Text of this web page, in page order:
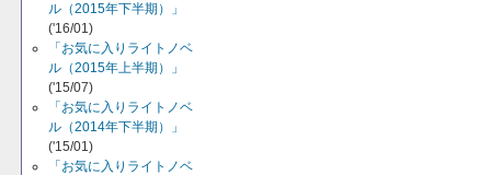
ル（2015年下半期）」
('16/01)
「お気に入りライトノベ
ル（2015年上半期）」
('15/07)
「お気に入りライトノベ
ル（2014年下半期）」
('15/01)
「お気に入りライトノベ